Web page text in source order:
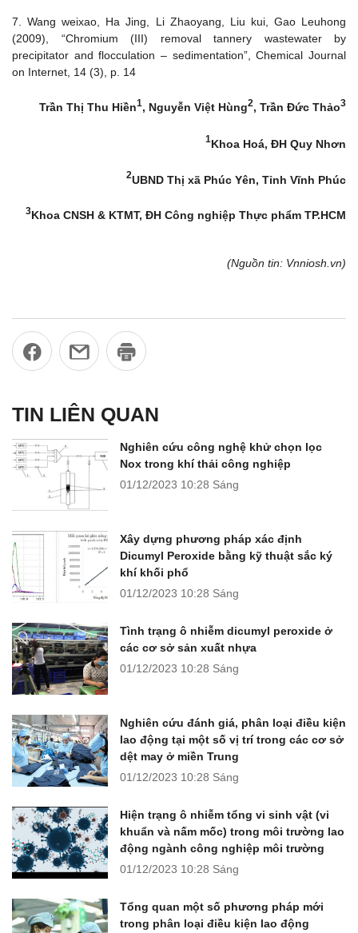
7. Wang weixao, Ha Jing, Li Zhaoyang, Liu kui, Gao Leuhong
(2009), “Chromium (III) removal tannery wastewater by
precipitator and flocculation – sedimentation”, Chemical Journal
on Internet, 14 (3), p. 14
Trần Thị Thu Hiền1, Nguyễn Việt Hùng2, Trần Đức Thảo3
1Khoa Hoá, ĐH Quy Nhơn
2UBND Thị xã Phúc Yên, Tỉnh Vĩnh Phúc
3Khoa CNSH & KTMT, ĐH Công nghiệp Thực phẩm TP.HCM
(Nguồn tin: Vnniosh.vn)
TIN LIÊN QUAN
Nghiên cứu công nghệ khử chọn lọc
Nox trong khí thải công nghiệp
01/12/2023 10:28 Sáng
Xây dựng phương pháp xác định
Dicumyl Peroxide bằng kỹ thuật sắc ký
khí khối phổ
01/12/2023 10:28 Sáng
Tình trạng ô nhiễm dicumyl peroxide ở
các cơ sở sản xuất nhựa
01/12/2023 10:28 Sáng
Nghiên cứu đánh giá, phân loại điều kiện
lao động tại một số vị trí trong các cơ sở
dệt may ở miền Trung
01/12/2023 10:28 Sáng
Hiện trạng ô nhiễm tổng vi sinh vật (vi
khuẩn và nấm mốc) trong môi trường lao
động ngành công nghiệp môi trường
01/12/2023 10:28 Sáng
Tổng quan một số phương pháp mới
trong phân loại điều kiện lao động